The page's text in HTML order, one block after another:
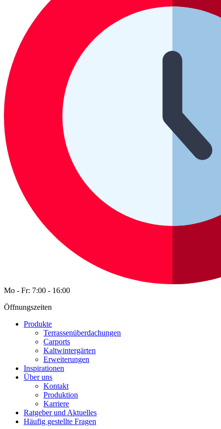
Mo - Fr: 7:00 - 16:00
Öffnungszeiten
Produkte
Terrassenüberdachungen
Carports
Kaltwintergärten
Erweiterungen
Inspirationen
Über uns
Kontakt
Produktion
Karriere
Ratgeber und Aktuelles
Häufig gestellte Fragen